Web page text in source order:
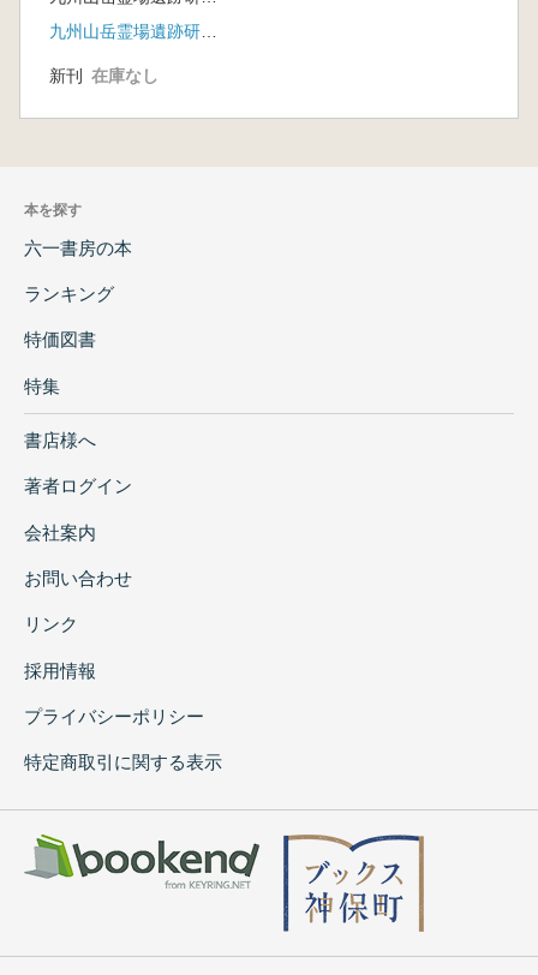
新刊 在庫なし
本を探す
六一書房の本
ランキング
特価図書
特集
書店様へ
著者ログイン
会社案内
お問い合わせ
リンク
採用情報
プライバシーポリシー
特定商取引に関する表示